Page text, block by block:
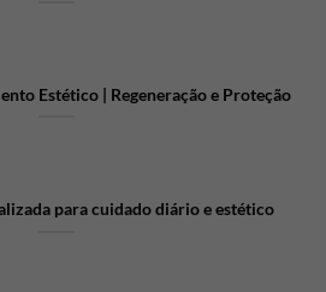
Estético | Regeneração e Proteção
para cuidado diário e estético